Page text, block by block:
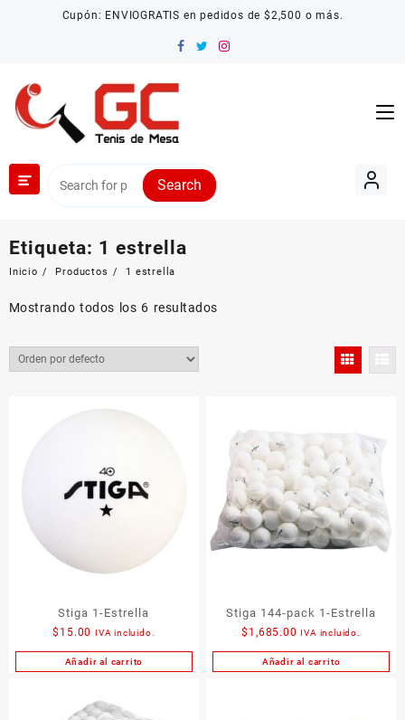
Cupón: ENVIOGRATIS en pedidos de $2,500 o más.
Search
Etiqueta: 1 estrella
Inicio Productos 1 estrella
Mostrando todos los 6 resultados
Stiga 1-Estrella
$ 15.00 IVA incluido.
Añadir al carrito
Stiga 144-pack 1-Estrella
$ 1,685.00 IVA incluido.
Añadir al carrito